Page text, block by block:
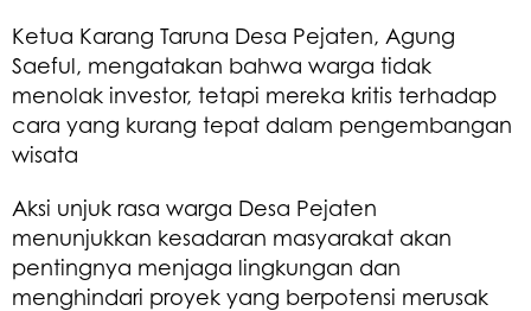
Ketua Karang Taruna Desa Pejaten, Agung
Saeful, mengatakan bahwa warga tidak
menolak investor, tetapi mereka kritis terhadap
cara yang kurang tepat dalam pengembangan
wisata
Aksi unjuk rasa warga Desa Pejaten
menunjukkan kesadaran masyarakat akan
pentingnya menjaga lingkungan dan
menghindari proyek yang berpotensi merusak